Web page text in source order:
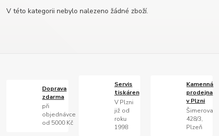
V této kategorii nebylo nalezeno žádné zboží.
Doprava
zdarma
při
objednávce
od 5000 Kč
Servis
tiskáren
V Plzni
již od
roku
1998
Kamenná
prodejna
v Plzni
Šimerova
428/3,
Plzeň